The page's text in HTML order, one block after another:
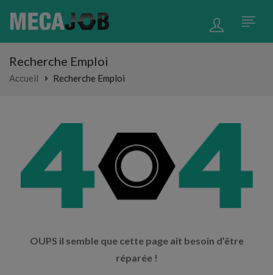
Recherche Emploi
Accueil Recherche Emploi
OUPS il semble que cette page ait besoin d’être
réparée !